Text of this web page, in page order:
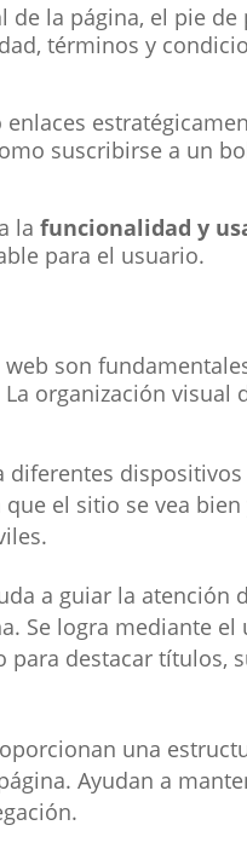
de la página, el pie
términos y
enlaces
suscribirse a un
la funcionalidad y
para el usuario.
son
La organización visual
diferentes
el sitio se vea
a guiar la atención
Se logra mediante el
para destacar títulos,
una
Ayudan a